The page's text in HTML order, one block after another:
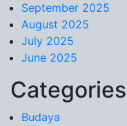
September 2025
August 2025
July 2025
June 2025
Categories
Budaya